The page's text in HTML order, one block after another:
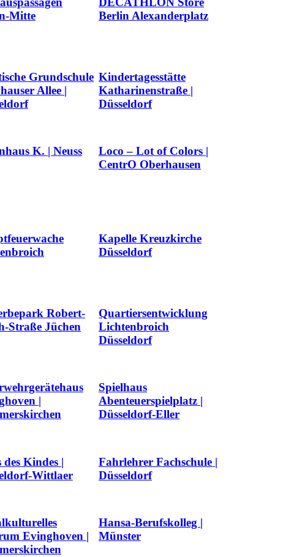
Mitte
Berlin Alexanderplatz
Grundschule
Allee |
Kindertagesstätte
Katharinenstraße |
Düsseldorf
K. | Neuss
Loco – Lot of Colors |
CentrO Oberhausen
Kapelle Kreuzkirche
Düsseldorf
Robert-
Straße Jüchen
Quartiersentwicklung
Lichtenbroich
Düsseldorf
|
Spielhaus
Abenteuerspielplatz |
Düsseldorf-Eller
des Kindes |
Wittlaer
Fahrlehrer Fachschule |
Düsseldorf
Evinghoven |
Hansa-Berufskolleg |
Münster